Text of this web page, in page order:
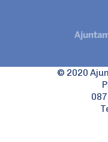
© 2020